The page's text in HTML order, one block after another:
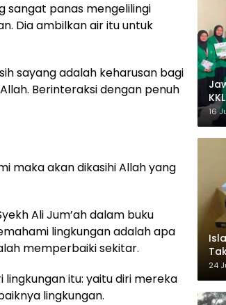
sangat panas mengelilingi
Dia ambilkan air itu untuk
sayang adalah keharusan bagi
Berinteraksi dengan penuh
maka akan dikasihi Allah yang
Ali Jum’ah dalam buku
lingkungan adalah apa
memperbaiki sekitar.
itu: yaitu diri mereka
lingkungan.
16
24